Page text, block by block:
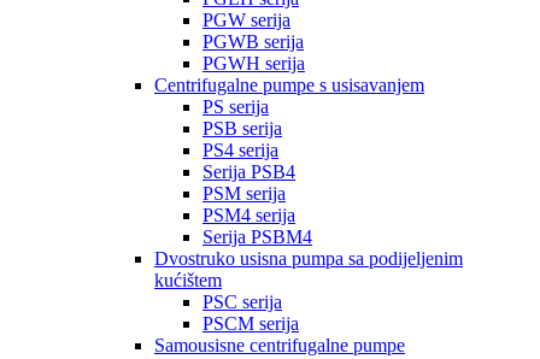
PGW serija
PGWB serija
PGWH serija
Centrifugalne pumpe s usisavanjem
PS serija
PSB serija
PS4 serija
Serija PSB4
PSM serija
PSM4 serija
Serija PSBM4
Dvostruko usisna pumpa sa podijeljenim
kućištem
PSC serija
PSCM serija
Samousisne centrifugalne pumpe